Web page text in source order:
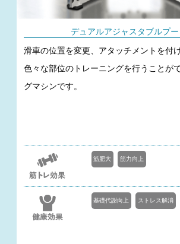
デュアルアジャスタブルプ
滑車の位置を変更、アタッチメントを付
色々な部位のトレーニングを行うことが
グマシンです。
筋肥大 筋力向上
基礎代謝向上 ストレス解消